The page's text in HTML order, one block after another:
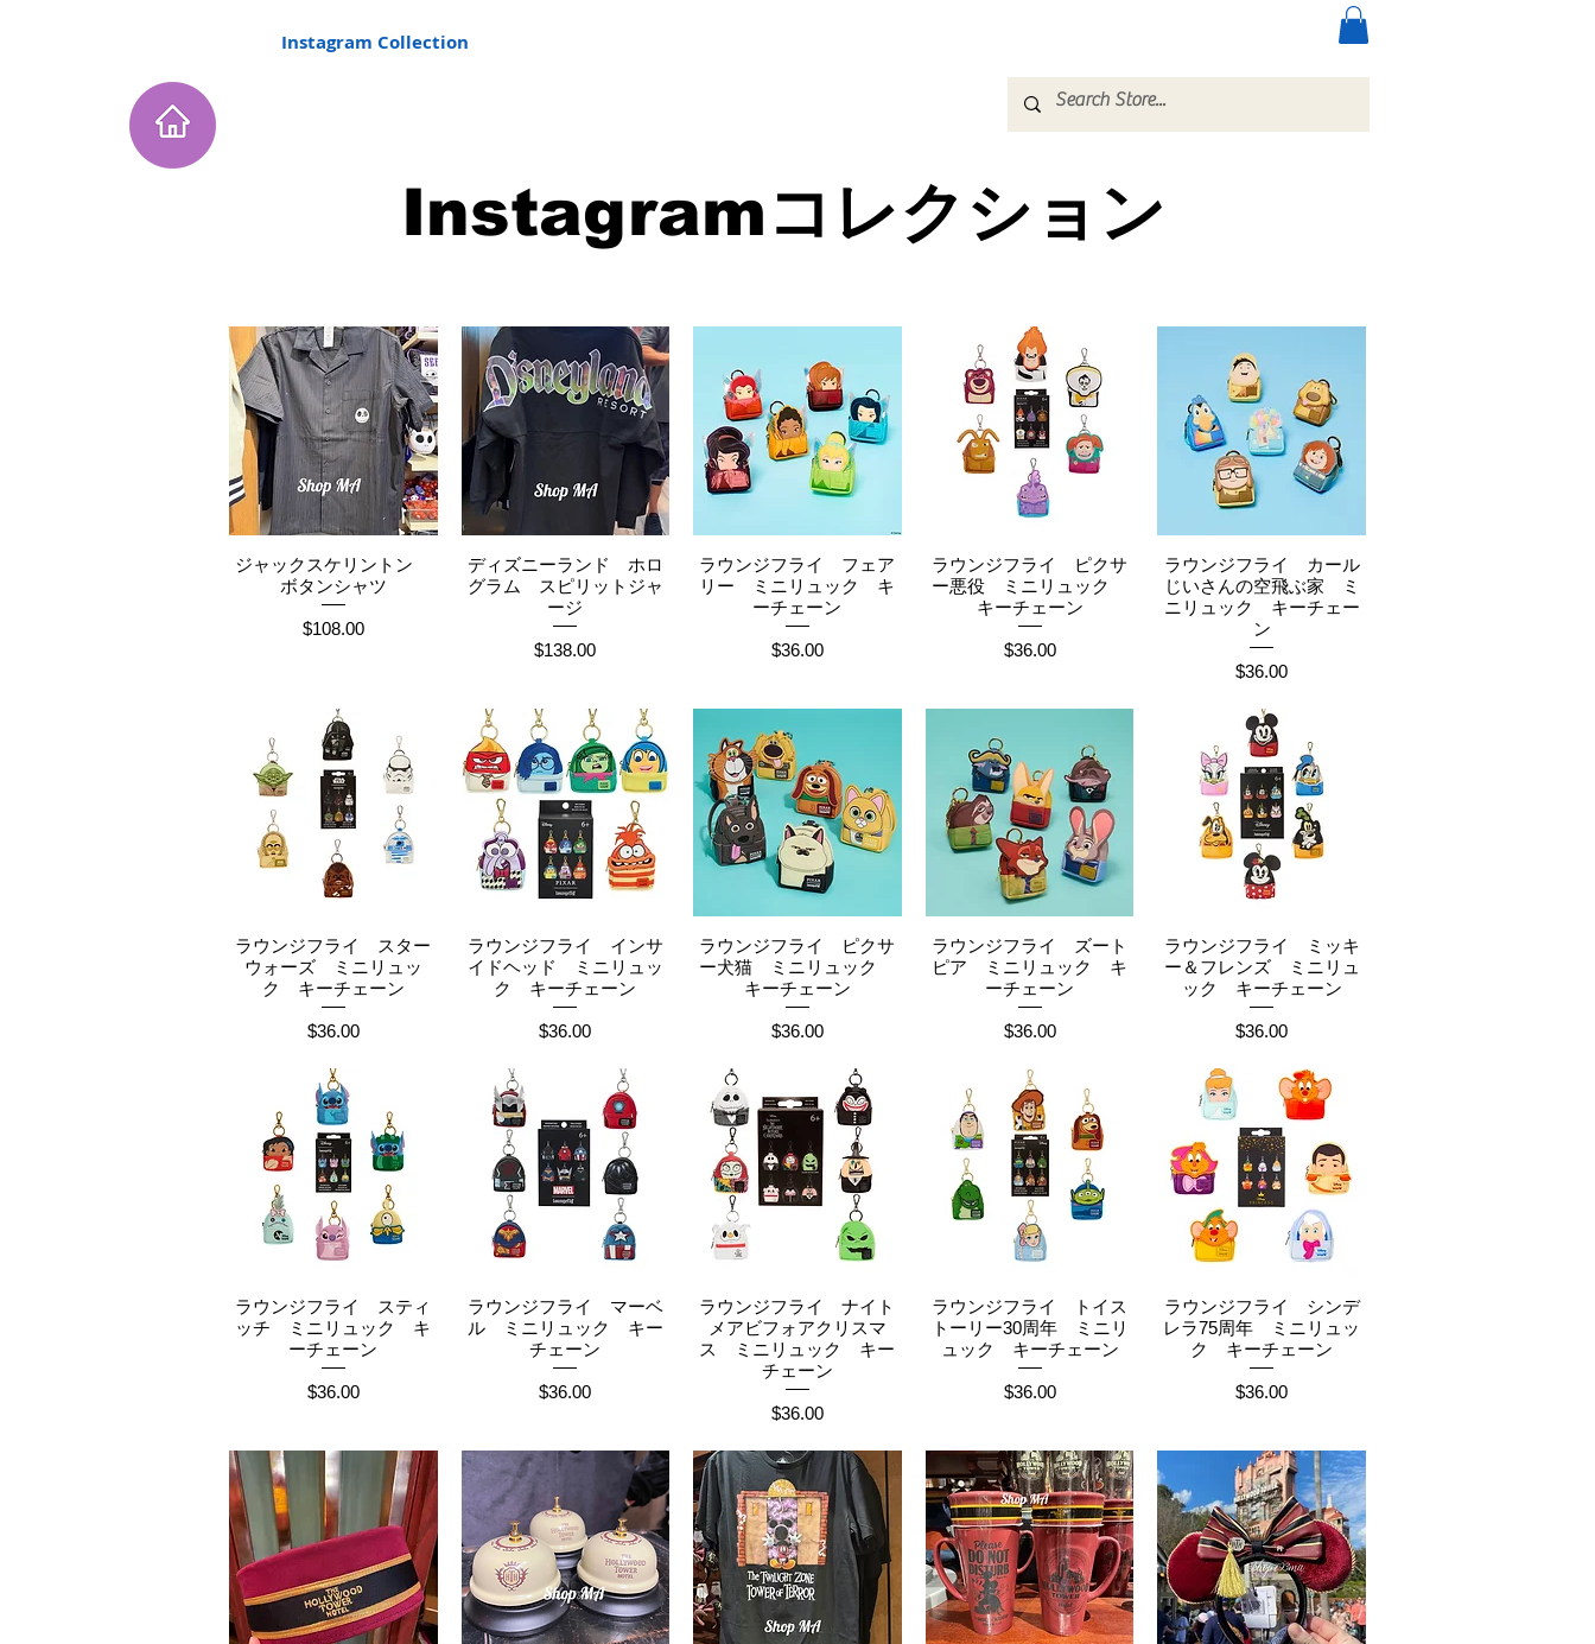
Instagram Collection
Instagramコレクション
クイックビュー
ジャックスケリントン
ボタンシャツ
価格
$108.00
クイックビュー
ディズニーランド ホロ
グラム スピリットジャ
ージ
価格
$138.00
クイックビュー
ラウンジフライ フェア
リー ミニリュック キ
ーチェーン
価格
$36.00
クイックビュー
ラウンジフライ ピクサ
ー悪役 ミニリュック
キーチェーン
価格
$36.00
クイックビュー
ラウンジフライ カール
じいさんの空飛ぶ家 ミ
ニリュック キーチェー
ン
価格
$36.00
クイックビュー
ラウンジフライ スター
ウォーズ ミニリュッ
ク キーチェーン
価格
$36.00
クイックビュー
ラウンジフライ インサ
イドヘッド ミニリュッ
ク キーチェーン
価格
$36.00
クイックビュー
ラウンジフライ ピクサ
ー犬猫 ミニリュック
キーチェーン
価格
$36.00
クイックビュー
ラウンジフライ ズート
ピア ミニリュック キ
ーチェーン
価格
$36.00
クイックビュー
ラウンジフライ ミッキ
ー＆フレンズ ミニリュ
ック キーチェーン
価格
$36.00
クイックビュー
ラウンジフライ スティ
ッチ ミニリュック キ
ーチェーン
価格
$36.00
クイックビュー
ラウンジフライ マーベ
ル ミニリュック キー
チェーン
価格
$36.00
クイックビュー
ラウンジフライ ナイト
メアビフォアクリスマ
ス ミニリュック キー
チェーン
価格
$36.00
クイックビュー
ラウンジフライ トイス
トーリー30周年 ミニリ
ュック キーチェーン
価格
$36.00
クイックビュー
ラウンジフライ シンデ
レラ75周年 ミニリュッ
ク キーチェーン
価格
$36.00